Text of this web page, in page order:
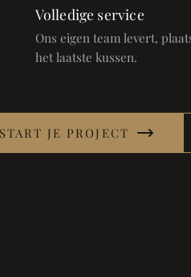
Volledige service
Ons eigen team levert,
het laatste kussen.
START JE PROJECT